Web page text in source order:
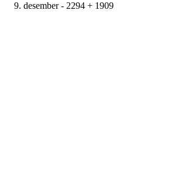
9. desember - 2294 + 1909